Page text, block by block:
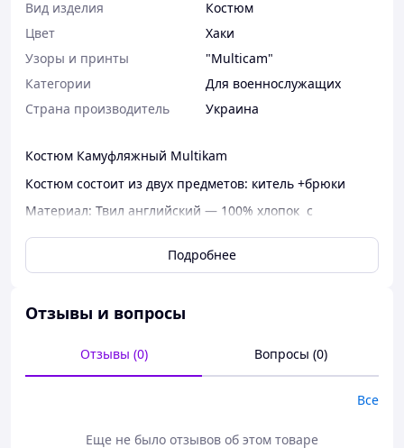
Вид изделия
Костюм
Цвет
Хаки
Узоры и принты
"Multicam"
Категории
Для военнослужащих
Страна производитель
Украина
Костюм Камуфляжный Multikam
Костюм состоит из двух предметов: китель +брюки
Материал: Твил английский ― 100% хлопок с
Твил английский ― отличная крепкая, дышащая,
приятная на ощупь ткань предназначена для военных
спецназначения европейских военнослужащих.
Отлично сочитается с загородной местностью
Китель ― свободного покроя удлиненный, снабжен
четырьмя карманами
Подробнее
Отзывы и вопросы
Отзывы (0) Вопросы (0)
Все
Еще не было отзывов об этом товаре